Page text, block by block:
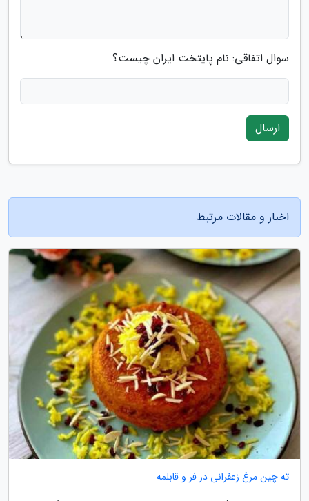
سوال اتفاقی: نام پایتخت ایران چیست؟
ارسال
اخبار و مقالات مرتبط
ته چین مرغ زعفرانی در فر و قابلمه